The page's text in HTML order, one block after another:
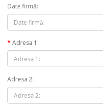
Date firmă:
Adresa 1:
Adresa 2: